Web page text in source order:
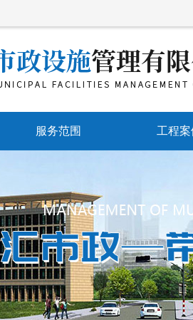
服务范围
带压开孔
带压封堵
水刀防爆切割
管道维修
市政管网维护抢修
工程案